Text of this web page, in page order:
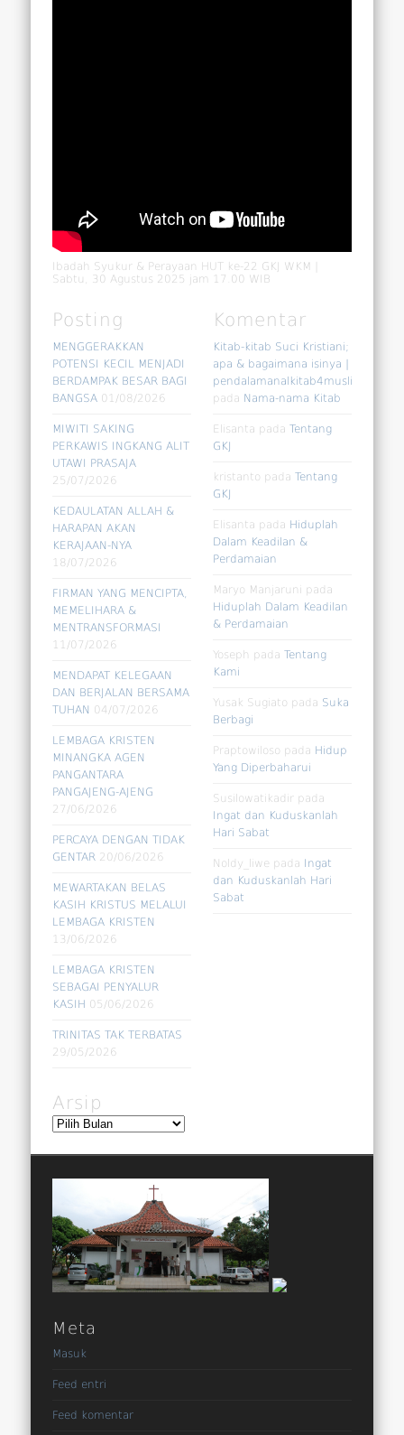
Ibadah Syukur & Perayaan HUT ke-22 GKJ WKM |
Sabtu, 30 Agustus 2025 jam 17.00 WIB
Posting
MENGGERAKKAN
POTENSI KECIL MENJADI
BERDAMPAK BESAR BAGI
BANGSA 01/08/2026
MIWITI SAKING
PERKAWIS INGKANG ALIT
UTAWI PRASAJA
25/07/2026
KEDAULATAN ALLAH &
HARAPAN AKAN
KERAJAAN-NYA
18/07/2026
FIRMAN YANG MENCIPTA,
MEMELIHARA &
MENTRANSFORMASI
11/07/2026
MENDAPAT KELEGAAN
DAN BERJALAN BERSAMA
TUHAN 04/07/2026
LEMBAGA KRISTEN
MINANGKA AGEN
PANGANTARA
PANGAJENG-AJENG
27/06/2026
PERCAYA DENGAN TIDAK
GENTAR 20/06/2026
MEWARTAKAN BELAS
KASIH KRISTUS MELALUI
LEMBAGA KRISTEN
13/06/2026
LEMBAGA KRISTEN
SEBAGAI PENYALUR
KASIH 05/06/2026
TRINITAS TAK TERBATAS
29/05/2026
Komentar
Kitab-kitab Suci Kristiani;
apa & bagaimana isinya |
pendalamanalkitab4muslim
pada Nama-nama Kitab
Elisanta padaTentang
GKJ
kristanto padaTentang
GKJ
Elisanta pada Hiduplah
Dalam Keadilan &
Perdamaian
Maryo Manjaruni pada
Hiduplah Dalam Keadilan
& Perdamaian
Yoseph padaTentang
Kami
Yusak Sugiato pada Suka
Berbagi
Praptowiloso pada Hidup
Yang Diperbaharui
Susilowatikadir pada
Ingat dan Kuduskanlah
Hari Sabat
Noldy_liwe pada
Ingat
dan Kuduskanlah Hari
Sabat
Arsip
Arsip
Meta
Masuk
Feed entri
Feed komentar